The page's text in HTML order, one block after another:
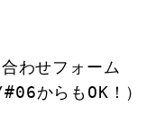
わせフォーム
からもOK！）